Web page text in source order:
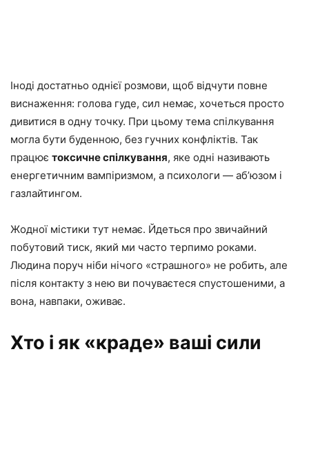
Іноді достатньо однієї розмови, щоб відчути повне
виснаження: голова гуде, сил немає, хочеться просто
дивитися в одну точку. При цьому тема спілкування
могла бути буденною, без гучних конфліктів. Так
працює токсичне спілкування, яке одні називають
енергетичним вампіризмом, а психологи — аб’юзом і
газлайтингом.
Жодної містики тут немає. Йдеться про звичайний
побутовий тиск, який ми часто терпимо роками.
Людина поруч ніби нічого «страшного» не робить, але
після контакту з нею ви почуваєтеся спустошеними, а
вона, навпаки, оживає.
Хто і як «краде» ваші сили